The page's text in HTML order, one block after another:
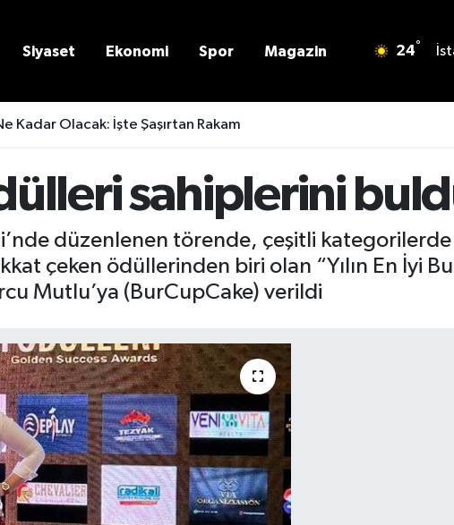
Siyaset Ekonomi Spor Magazin 24°
Kadar Olacak: İşte Şaşırtan Rakam
sahiplerini
düzenlenen törende, çeşitli
çeken ödüllerinden biri olan “Yılın En İyi
Mutlu’ya (BurCupCake) verildi